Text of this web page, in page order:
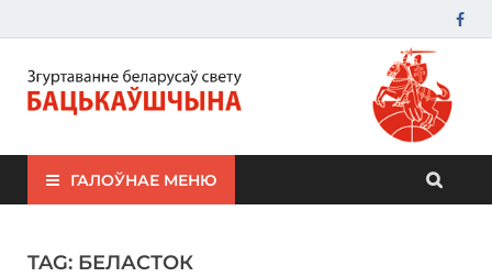
ЗБС "Бацькаўшчына"
ГАЛОЎНАЕ МЕНЮ
TAG: БЕЛАСТОК